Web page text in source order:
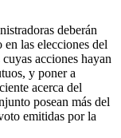
deberán
las elecciones del
acciones hayan
y poner a
acerca del
posean más del
emitidas por la